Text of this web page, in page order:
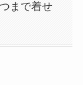
まで着せ